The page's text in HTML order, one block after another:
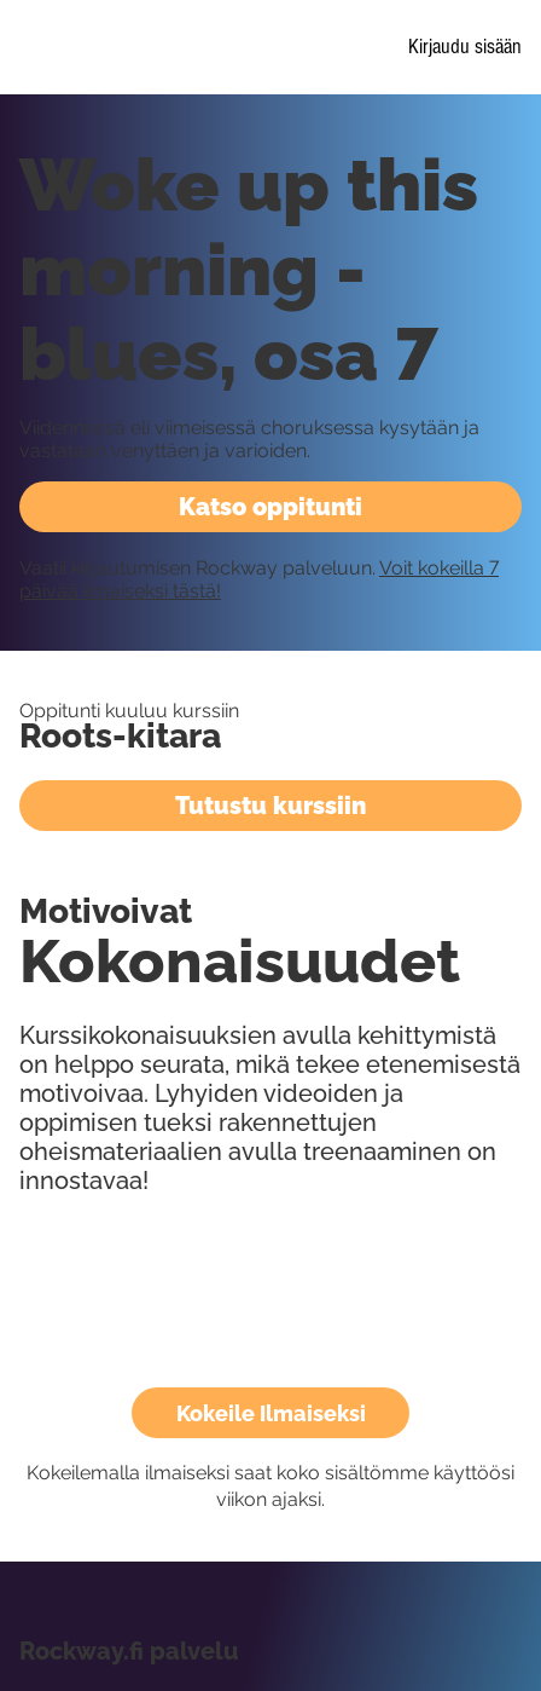
Kirjaudu sisään
Kokeile Ilmaiseksi
Kokeilemalla ilmaiseksi saat koko sisältömme käyttöösi
viikon ajaksi.
Katso oppitunti
Woke up this
morning -
blues, osa 7
Viidennessä eli viimeisessä choruksessa kysytään ja
vastataan venyttäen ja varioiden.
Vaatii kirjautumisen Rockway palveluun. Voit kokeilla 7
päivää ilmaiseksi tästä!
Oppitunti kuuluu kurssiin
Roots-kitara
Tutustu kurssiin
Kurssikokonaisuuksien avulla kehittymistä
on helppo seurata, mikä tekee etenemisestä
motivoivaa. Lyhyiden videoiden ja
oppimisen tueksi rakennettujen
oheismateriaalien avulla treenaaminen on
innostavaa!
Kokonaisuudet
Motivoivat
Rockway.fi palvelu